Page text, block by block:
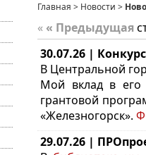
Главная > Новости >
« « Предыдущая
30.07.26 | Конкурс
В Центральной
Мой вклад в его
грантовой
«Железногорск».
29.07.26 |